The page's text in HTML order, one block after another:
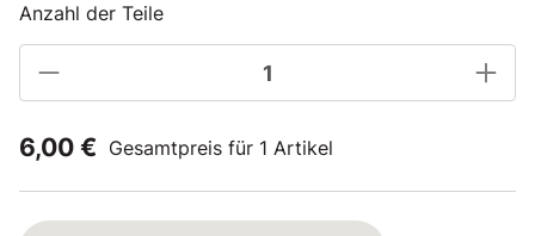
Anzahl der Teile
6,00 € Gesamtpreis für 1 Artikel